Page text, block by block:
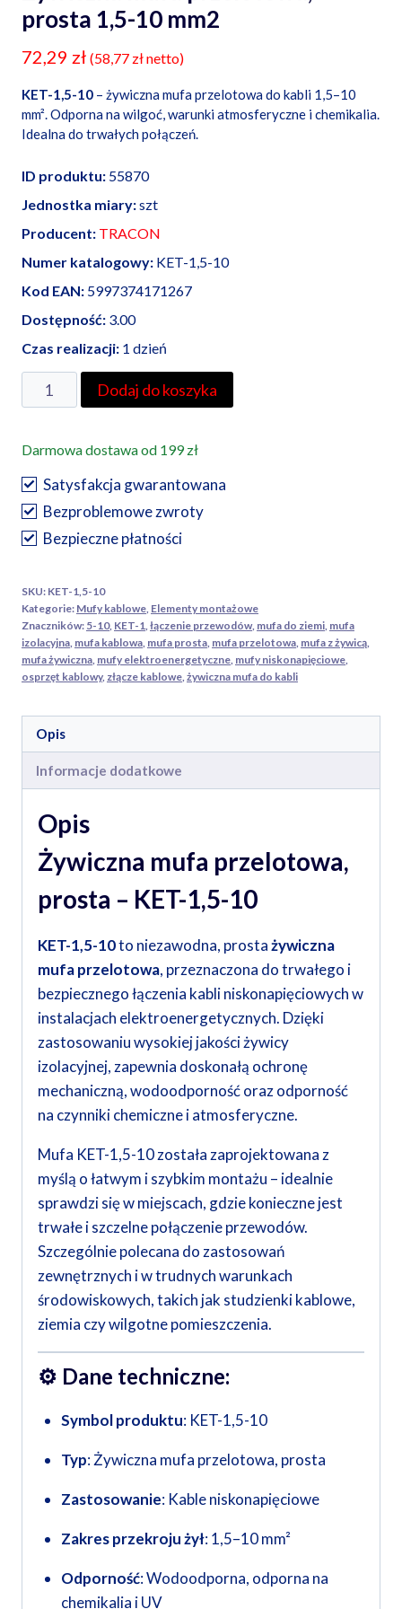
prosta 1,5-10 mm2
72,29 zł (58,77 złnetto)
KET-1,5-10 – żywiczna mufa przelotowa do kabli 1,5–10
mm². Odporna na wilgoć, warunki atmosferyczne i chemikalia.
Idealna do trwałych połączeń.
ID produktu: 55870
Jednostka miary:szt
Producent: TRACON
Numer katalogowy: KET-1,5-10
Kod EAN: 5997374171267
Dostępność: 3.00
Czas realizacji: 1 dzień
ilość
Żywiczna
przelotowa,
prosta
1,5-
10
Dodaj do koszyka
Darmowa dostawa od 199 zł
Satysfakcja gwarantowana
Bezproblemowe zwroty
Bezpieczne płatności
SKU: KET-1,5-10
Kategorie: Mufy kablowe, Elementy montażowe
Znaczników: 5-10, KET-1, łączenie przewodów, mufa do ziemi, mufa
izolacyjna, mufa kablowa, mufa prosta, mufa przelotowa, mufa z żywicą,
mufa żywiczna, mufy elektroenergetyczne, mufy niskonapięciowe,
osprzęt kablowy, złącze kablowe, żywiczna mufa do kabli
Opis
Informacje dodatkowe
Opis
Żywiczna mufa przelotowa,
prosta – KET-1,5-10
KET-1,5-10to niezawodna, prostażywiczna
mufa przelotowa, przeznaczona do trwałego i
bezpiecznego łączenia kabli niskonapięciowych w
instalacjach elektroenergetycznych. Dzięki
zastosowaniu wysokiej jakości żywicy
izolacyjnej, zapewnia doskonałą ochronę
mechaniczną, wodoodporność oraz odporność
na czynniki chemiczne i atmosferyczne.
Mufa KET-1,5-10 została zaprojektowana z
myślą o łatwym i szybkim montażu – idealnie
sprawdzi się w miejscach, gdzie konieczne jest
trwałe i szczelne połączenie przewodów.
Szczególnie polecana do zastosowań
zewnętrznych i w trudnych warunkach
środowiskowych, takich jak studzienki kablowe,
ziemia czy wilgotne pomieszczenia.
⚙️ Dane techniczne:
Symbol produktu: KET-1,5-10
Typ: Żywiczna mufa przelotowa, prosta
Zastosowanie: Kable niskonapięciowe
Zakres przekroju żył: 1,5–10 mm²
Odporność: Wodoodporna, odporna na
chemikalia i UV